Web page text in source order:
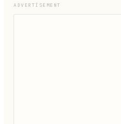
ADVERTISEMENT